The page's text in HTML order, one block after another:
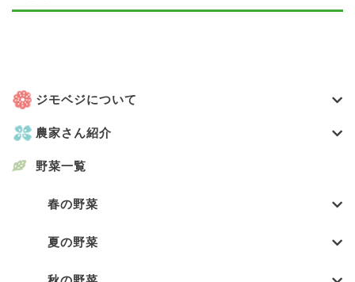
ジモベジについて
農家さん紹介
野菜一覧
春の野菜
夏の野菜